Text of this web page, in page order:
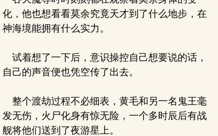
化，他也想看看莫余究竟天才到了什么地步，在
神海境能拥有什么实力。
试着想了一下后，意识操控自己想要说的话，
自己的声音便也凭空传了出去。
整个渡劫过程不必细表，黄毛和另一名鬼王毫
发无伤，火尸化身有惊无险，一个多时辰后有战
舰将他们送到了夜游星上。